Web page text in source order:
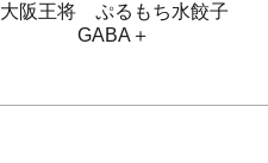
大阪王将 ぷるもち水餃子
GABA＋